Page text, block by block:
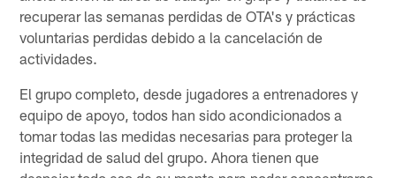
recuperar las semanas perdidas de OTA's y prácticas
voluntarias perdidas debido a la cancelación de
actividades.
El grupo completo, desde jugadores a entrenadores y
equipo de apoyo, todos han sido acondicionados a
tomar todas las medidas necesarias para proteger la
integridad de salud del grupo. Ahora tienen que